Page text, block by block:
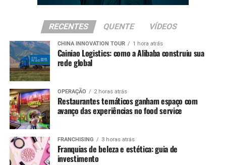
RECENTES QUENTE VÍDEOS
CHINA INNOVATION TOUR 1 hora atrás
Cainiao Logistics: como a Alibaba construiu sua
rede global
OPERAÇÃO 2 horas atrás
Restaurantes temáticos ganham espaço com
avanço das experiências no food service
FRANCHISING 3 horas atrás
Franquias de beleza e estética: guia de
investimento